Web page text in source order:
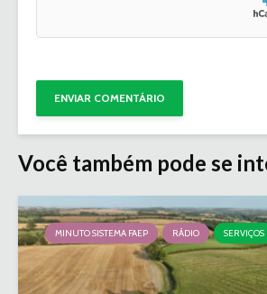
Você também pode se
MINUTO SISTEMA FAEP RÁDIO SERVIÇOS